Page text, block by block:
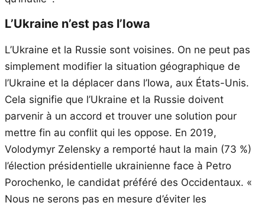
L’Ukraine n’est pas l’Iowa
L’Ukraine et la Russie sont voisines. On ne peut pas
simplement modifier la situation géographique de
l’Ukraine et la déplacer dans l’Iowa, aux États-Unis.
Cela signifie que l’Ukraine et la Russie doivent
parvenir à un accord et trouver une solution pour
mettre fin au conflit qui les oppose. En 2019,
Volodymyr Zelensky a remporté haut la main (73 %)
l’élection présidentielle ukrainienne face à Petro
Porochenko, le candidat préféré des Occidentaux. «
Nous ne serons pas en mesure d’éviter les